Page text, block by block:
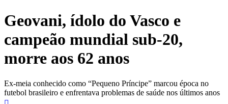
conteúdo
Geovani, ídolo do Vasco e
campeão mundial sub-20,
morre aos 62 anos
Ex-meia conhecido como “Pequeno Príncipe” marcou época no
futebol brasileiro e enfrentava problemas de saúde nos últimos anos